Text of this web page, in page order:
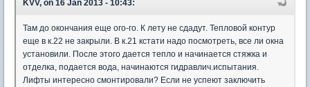
KVV, on 16 Jan 2013 - 10:43:
Там до окончания еще ого-го. К лету не сдадут. Тепловой контур
еще в к.22 не закрыли. В к.21 кстати надо посмотреть, все ли окна
установили. После этого дается тепло и начинается стяжка и
отделка, подается вода, начинаются гидравлич.испытания.
Лифты интересно смонтировали? Если не успеют заключить